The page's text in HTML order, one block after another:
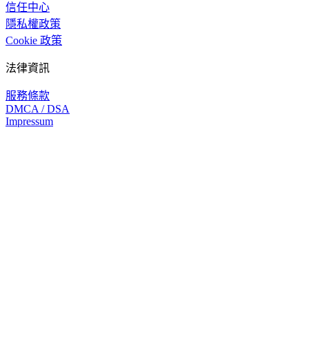
信任中心
隱私權政策
Cookie 政策
法律資訊
服務條款
DMCA / DSA
Impressum